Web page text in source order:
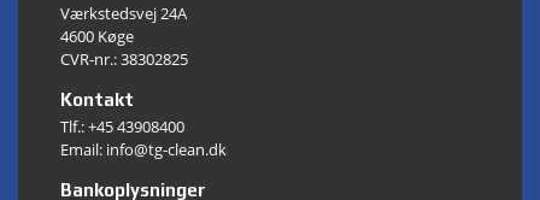
Værkstedsvej 24A
4600 Køge
CVR-nr.: 38302825
Kontakt
Tlf.:+45 43908400
Email: info@tg-clean.dk
Bankoplysninger